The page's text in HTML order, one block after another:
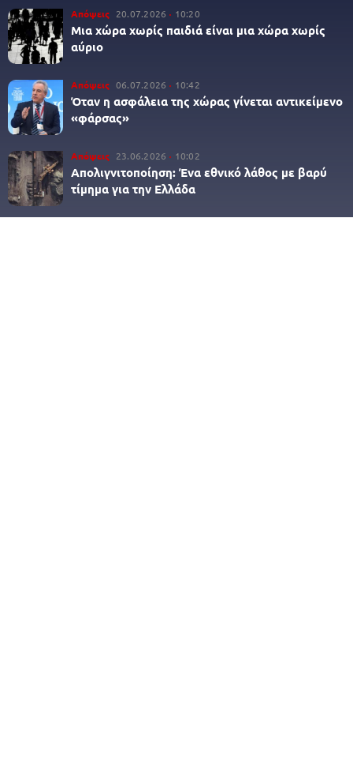
Απόψεις 20.07.2026 10:20
Μια χώρα χωρίς παιδιά είναι μια χώρα χωρίς
αύριο
Απόψεις 06.07.2026 10:42
Όταν η ασφάλεια της χώρας γίνεται αντικείμενο
«φάρσας»
Απόψεις 23.06.2026 10:02
Απολιγνιτοποίηση: Ένα εθνικό λάθος με βαρύ
τίμημα για την Ελλάδα